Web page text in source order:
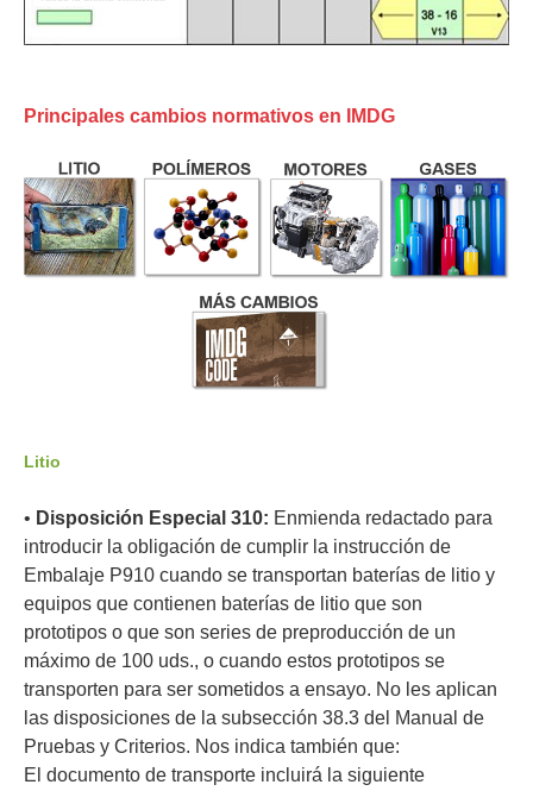
Principales cambios normativos en IMDG
Litio
• Disposición Especial 310: Enmienda redactado para
introducir la obligación de cumplir la instrucción de
Embalaje P910 cuando se transportan baterías de litio y
equipos que contienen baterías de litio que son
prototipos o que son series de preproducción de un
máximo de 100 uds., o cuando estos prototipos se
transporten para ser sometidos a ensayo. No les aplican
las disposiciones de la subsección 38.3 del Manual de
Pruebas y Criterios. Nos indica también que:
El documento de transporte incluirá la siguiente